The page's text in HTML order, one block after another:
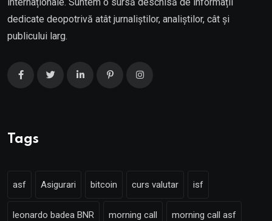
dedicate deopotrivă atât jurnaliștilor, analiștilor, cât și
publicului larg.
Tags
asf Asigurari bitcoin curs valutar isf
leonardo badea BNR morning call morning call asf